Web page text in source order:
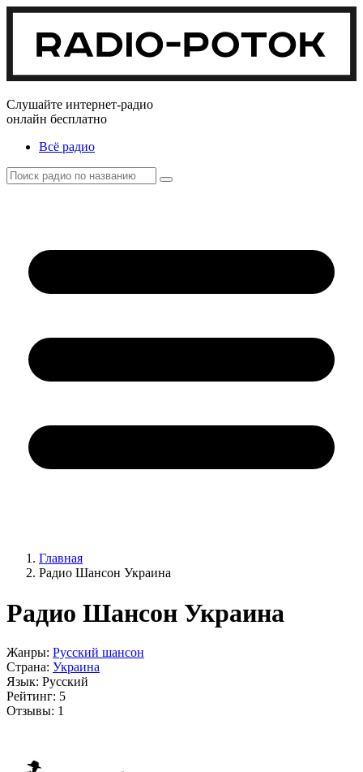
Слушайте интернет-радио
онлайн бесплатно
Всё радио
Главная
Радио Шансон Украина
Радио Шансон Украина
Жанры: Русский шансон
Страна: Украина
Язык: Русский
Рейтинг: 5
Отзывы: 1